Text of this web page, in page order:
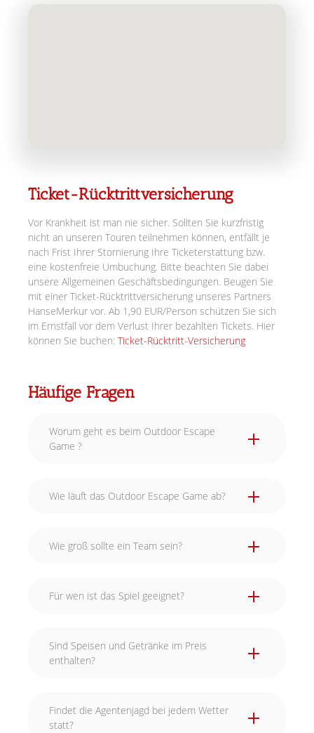
Ticket-Rücktrittversicherung
Vor Krankheit ist man nie sicher. Sollten Sie kurzfristig
nicht an unseren Touren teilnehmen können, entfällt je
nach Frist Ihrer Stornierung Ihre Ticketerstattung bzw.
eine kostenfreie Umbuchung. Bitte beachten Sie dabei
unsere Allgemeinen Geschäftsbedingungen. Beugen Sie
mit einer Ticket-Rücktrittversicherung unseres Partners
HanseMerkur vor. Ab 1,90 EUR/Person schützen Sie sich
im Ernstfall vor dem Verlust Ihrer bezahlten Tickets. Hier
können Sie buchen: Ticket-Rücktritt-Versicherung
Häufige Fragen
Worum geht es beim Outdoor Escape
Game ?
Wie läuft das Outdoor Escape Game ab?
Wie groß sollte ein Team sein?
Für wen ist das Spiel geeignet?
Sind Speisen und Getränke im Preis
enthalten?
Findet die Agentenjagd bei jedem Wetter
statt?